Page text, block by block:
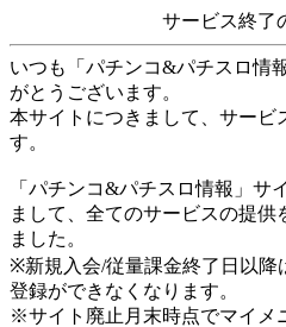
サービス終了
いつも「パチンコ&パチスロ情
がとうございます。
本サイトにつきまして、サービ
す。
「パチンコ&パチスロ情報」サ
まして、全てのサービスの提供
ました。
※新規入会/従量課金終了日以降
登録ができなくなります。
※サイト廃止月末時点でマイメ